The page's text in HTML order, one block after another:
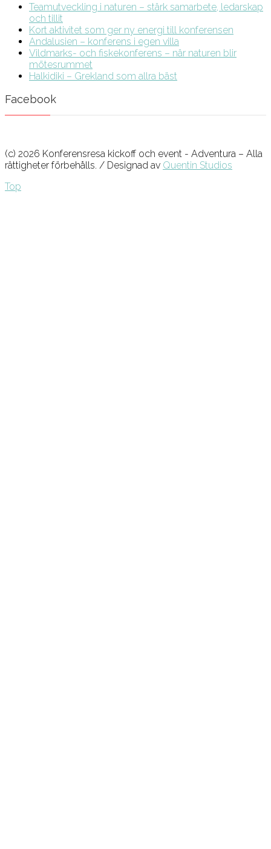
Teamutveckling i naturen – stärk samarbete, ledarskap
och tillit
Kort aktivitet som ger ny energi till konferensen
Andalusien – konferens i egen villa
Vildmarks- och fiskekonferens – när naturen blir
mötesrummet
Halkidiki – Grekland som allra bäst
Facebook
(c) 2026 Konferensresa kickoff och event - Adventura – Alla
rättigheter förbehålls. / Designad av Quentin Studios
Top